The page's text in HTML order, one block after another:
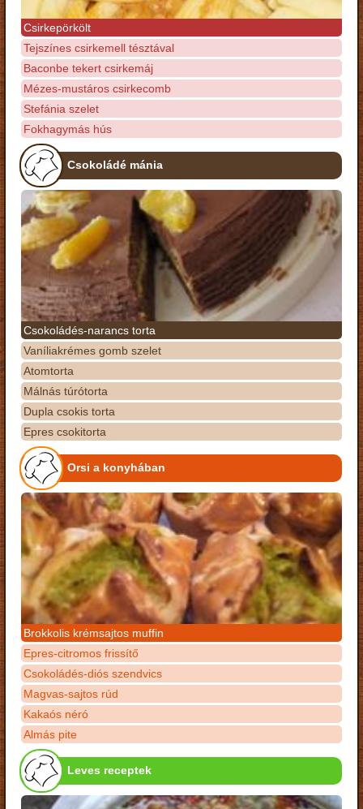
Csirkepörkölt
Tejszínes csirkemell tésztával
Baconbe tekert csirkemáj
Mézes-mustáros csirkecomb
Stefánia szelet
Fokhagymás hús
Csokoládé mánia
Csokoládés-narancs torta
Vaníliakrémes gomb szelet
Atomtorta
Málnás túrótorta
Dupla csokis torta
Epres csokitorta
Orsi a konyhában
Brokkolis krémsajtos muffin
Epres-citromos frissítő
Csokoládés-diós szendvics
Magvas-sajtos rúd
Kakaós néró
Almás pite
Leves receptek